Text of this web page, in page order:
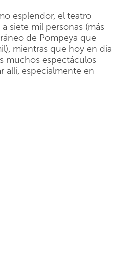
esplendor, el teatro
siete mil personas (más
de Pompeya que
mientras que hoy en día
muchos espectáculos
allí, especialmente en